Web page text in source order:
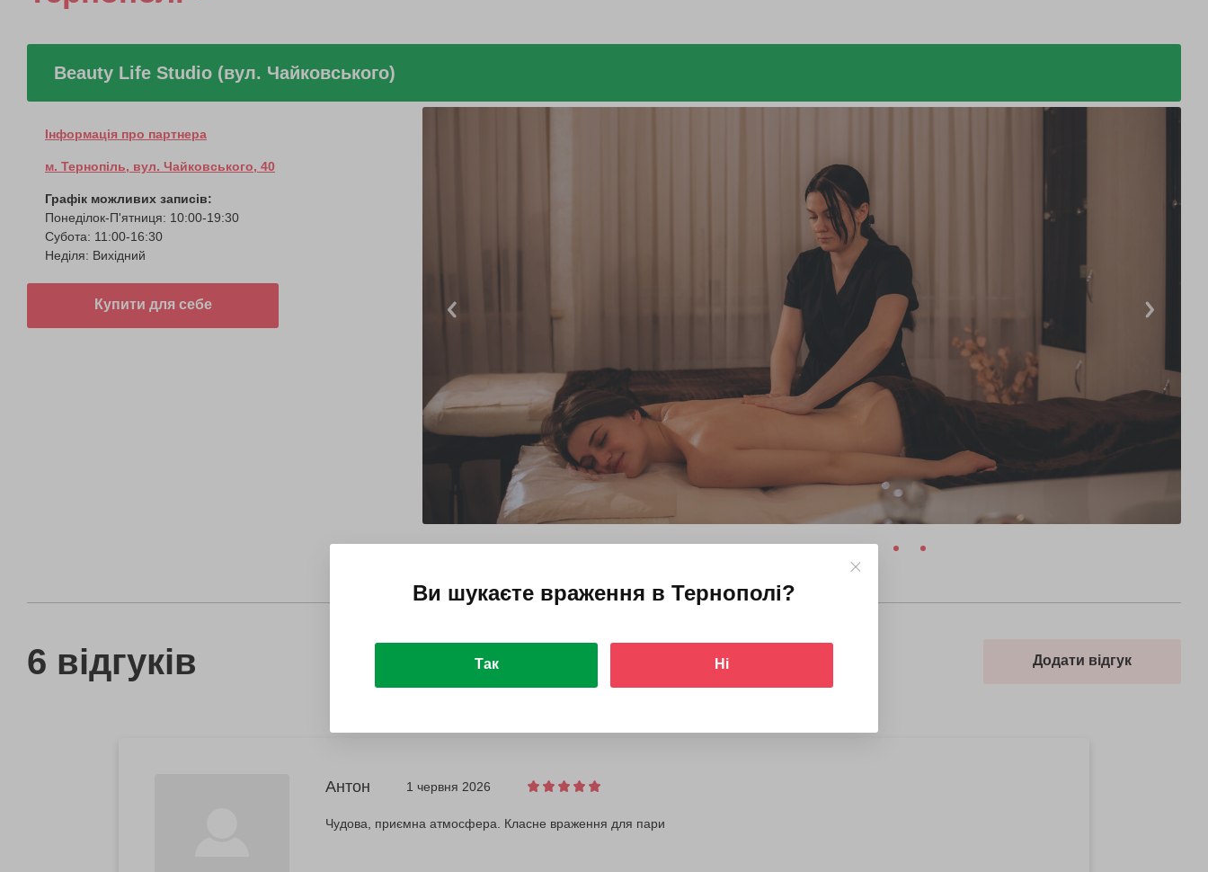
Beauty Life Studio (вул. Чайковського)
Інформація про партнера
м. Тернопіль, вул. Чайковського, 40
Графік можливих записів:
Понеділок-П'ятниця: 10:00-19:30
Субота: 11:00-16:30
Неділя: Вихідний
Купити для себе
6 відгуків Додати відгук
Антон 1 червня 2026
Чудова, приємна атмосфера. Класне враження для пари
Ви шукаєте враження в Тернополі?
Так Ні